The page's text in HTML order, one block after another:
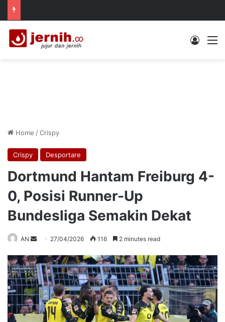
Log In
Home /Crispy
Crispy Desportare
Dortmund Hantam Freiburg 4-
0, Posisi Runner-Up
Bundesliga Semakin Dekat
AN
Send
email
27/04/2026 116 2 minutes read